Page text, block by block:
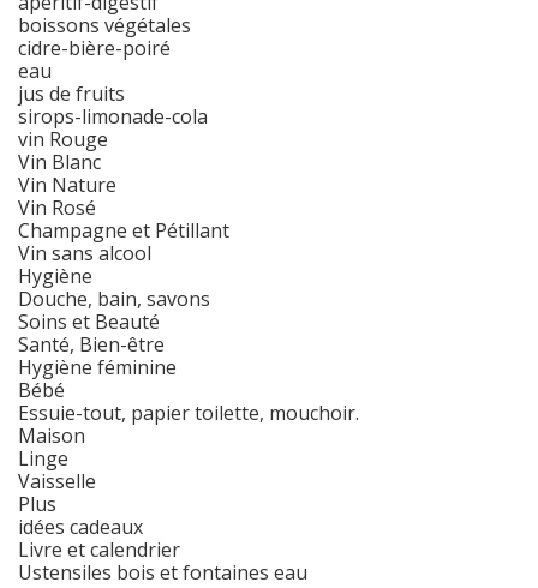
boissons végétales
cidre-bière-poiré
eau
jus de fruits
sirops-limonade-cola
vin Rouge
Vin Blanc
Vin Nature
Vin Rosé
Champagne et Pétillant
Vin sans alcool
Hygiène
Douche, bain, savons
Soins et Beauté
Santé, Bien-être
Hygiène féminine
Bébé
Essuie-tout, papier toilette, mouchoir.
Maison
Linge
Vaisselle
Plus
idées cadeaux
Livre et calendrier
Ustensiles bois et fontaines eau